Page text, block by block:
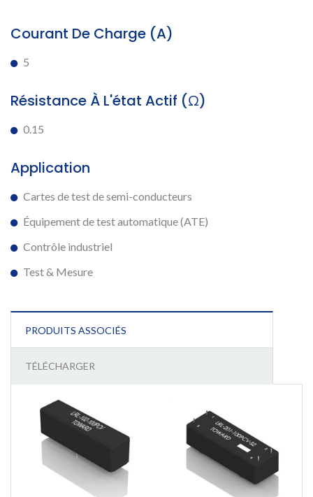
Courant De Charge (A)
5
Résistance À L'état Actif (Ω)
0.15
Application
Cartes de test de semi-conducteurs
Équipement de test automatique (ATE)
Contrôle industriel
Test & Mesure
PRODUITS ASSOCIÉS
TÉLÉCHARGER